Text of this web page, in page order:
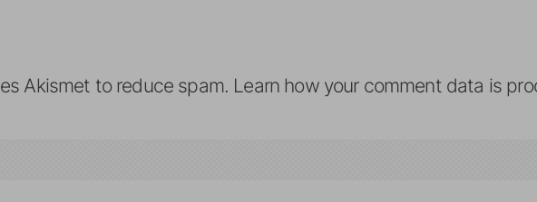
Akismet to reduce spam. Learn how your comment data is